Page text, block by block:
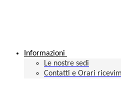
Informazioni
Le nostre sedi
Contatti e Orari